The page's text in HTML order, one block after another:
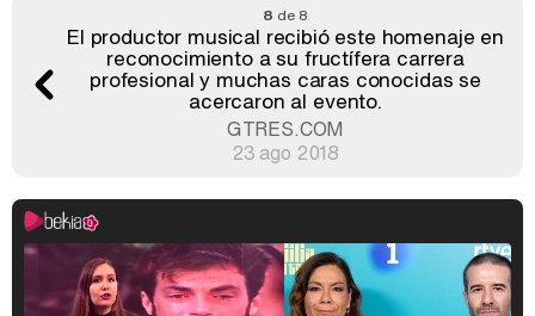
8 de 8
El productor musical recibió este homenaje en
reconocimiento a su fructífera carrera
profesional y muchas caras conocidas se
acercaron al evento.
GTRES.COM
23 ago 2018